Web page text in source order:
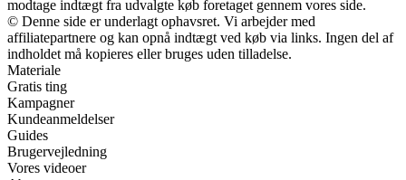
modtage indtægt fra udvalgte køb foretaget gennem vores side.
© Denne side er underlagt ophavsret. Vi arbejder med
affiliatepartnere og kan opnå indtægt ved køb via links. Ingen del af
indholdet må kopieres eller bruges uden tilladelse.
Materiale
Gratis ting
Kampagner
Kundeanmeldelser
Guides
Brugervejledning
Vores videoer